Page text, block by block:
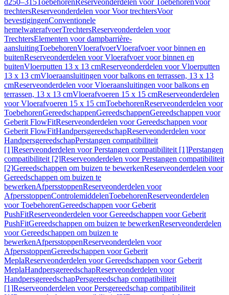
d250–315ToebehorenReserveonderdelen voor ToebehorenVoor
trechtersReserveonderdelen voor Voor trechtersVoor
bevestigingenConventionele
hemelwaterafvoerTrechtersReserveonderdelen voor
TrechtersElementen voor dampbarrière-
aansluitingToebehorenVloerafvoerVloerafvoer voor binnen en
buitenReserveonderdelen voor Vloerafvoer voor binnen en
buitenVloerputten 13 x 13 cmReserveonderdelen voor Vloerputten
13 x 13 cmVloeraansluitingen voor balkons en terrassen, 13 x 13
cmReserveonderdelen voor Vloeraansluitingen voor balkons en
terrassen, 13 x 13 cmVloerafvoeren 15 x 15 cmReserveonderdelen
voor Vloerafvoeren 15 x 15 cmToebehorenReserveonderdelen voor
ToebehorenGereedschappenGereedschappenGereedschappen voor
Geberit FlowFitReserveonderdelen voor Gereedschappen voor
Geberit FlowFitHandpersgereedschapReserveonderdelen voor
HandpersgereedschapPerstangen compatibiliteit
[1]Reserveonderdelen voor Perstangen compatibiliteit [1]Perstangen
compatibiliteit [2]Reserveonderdelen voor Perstangen compatibiliteit
[2]Gereedschappen om buizen te bewerkenReserveonderdelen voor
Gereedschappen om buizen te
bewerkenAfpersstoppenReserveonderdelen voor
AfpersstoppenControlemiddelenToebehorenReserveonderdelen
voor ToebehorenGereedschappen voor Geberit
PushFitReserveonderdelen voor Gereedschappen voor Geberit
PushFitGereedschappen om buizen te bewerkenReserveonderdelen
voor Gereedschappen om buizen te
bewerkenAfpersstoppenReserveonderdelen voor
AfpersstoppenGereedschappen voor Geberit
MeplaReserveonderdelen voor Gereedschappen voor Geberit
MeplaHandpersgereedschapReserveonderdelen voor
HandpersgereedschapPersgereedschap compatibiliteit
[1]Reserveonderdelen voor Persgereedschap compatibiliteit